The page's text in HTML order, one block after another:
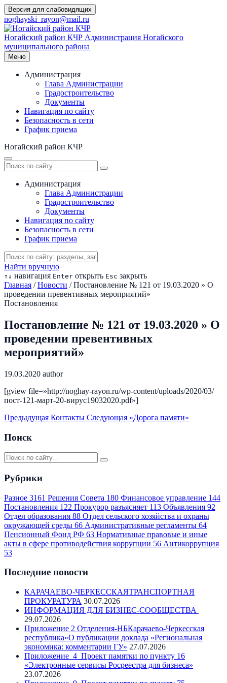
Перейти
к
содержимому
Версия для слабовидящих
noghayski_rayon@mail.ru
Ногайский район КЧР Администрация Ногайского
муниципального района
Меню
Администрация
Глава Администрации
Градостроительство
Документы
Навигация по сайту
Безопасность в сети
График приема
Ногайский район КЧР
Администрация
Глава Администрации
Градостроительство
Документы
Навигация по сайту
Безопасность в сети
График приема
Найти вручную
↑ ↓ навигация Enter открыть Esc закрыть
Главная / Новости / Постановление № 121 от 19.03.2020 » О
проведении превентивных мероприятий»
Постановления
Постановление № 121 от 19.03.2020 » О
проведении превентивных
мероприятий»
19.03.2020 author
[gview file=»http://noghay-rayon.ru/wp-content/uploads/2020/03/
пост-121-март-20-вирус19032020.pdf»]
Предыдущая Контакты Следующая «Дорога памяти»
Поиск
Рубрики
Разное 3161 Решения Совета 180 Финансовое управление 144
Постановления 122 Прокурор разъясняет 113 Объявления 92
Отдел образования 88 Отдел сельского хозяйства и охраны
окружающей среды 66 Административные регламенты 64
Пенсионный Фонд РФ 63 Нормативные правовые и иные
акты в сфере противодействия коррупции 56 Антикоррупция
53
Последние новости
КАРАЧАЕВО-ЧЕРКЕССКАЯТРАНСПОРТНАЯ
ПРОКУРАТУРА 30.07.2026
ИНФОРМАЦИЯ ДЛЯ БИЗНЕС-СООБЩЕСТВА
29.07.2026
Приложение 2 Отделения-НБКарачаево-Черкесская
республика«О публикации доклада «Региональная
экономика: комментарии ГУ» 27.07.2026
Приложение_4_Проект памятки по пункту 16
«Электронные сервисы Росреестра для бизнеса»
23.07.2026